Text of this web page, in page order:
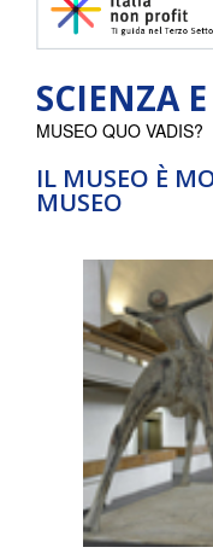
SCIENZA
IL MUSEO È
MUSEO
MUSEO QUO VADIS?